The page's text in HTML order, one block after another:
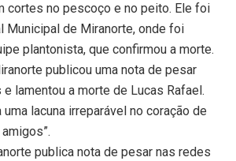
cortes no pescoço e no peito. Ele foi
Municipal de Miranorte, onde foi
plantonista, que confirmou a morte.
publicou uma nota de pesar
lamentou a morte de Lucas Rafael.
uma lacuna irreparável no coração de
publica nota de pesar nas redes